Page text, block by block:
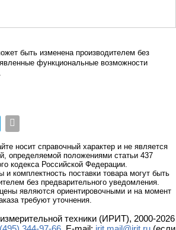
быть изменена производителем без
функциональные возможности
носит справочный характер и не является
определяемой положениями статьи 437
кодекса Российской Федерации.
и комплектность поставки товара могут быть
без предварительного уведомления.
являются ориентировочными и на момент
требуют уточнения.
техники (ИРИТ), 2000-2026